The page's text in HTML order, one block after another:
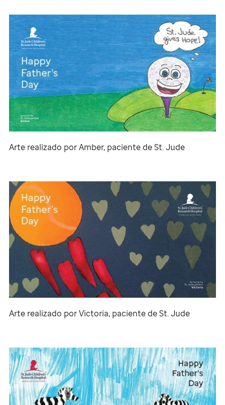
Arte realizado por Amber, paciente deSt. Jude
Arte realizado por Victoria, paciente deSt. Jude